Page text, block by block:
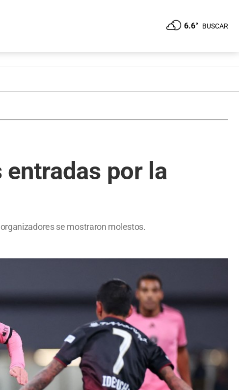
6.6° BUSCAR
entradas por la
se mostraron molestos.